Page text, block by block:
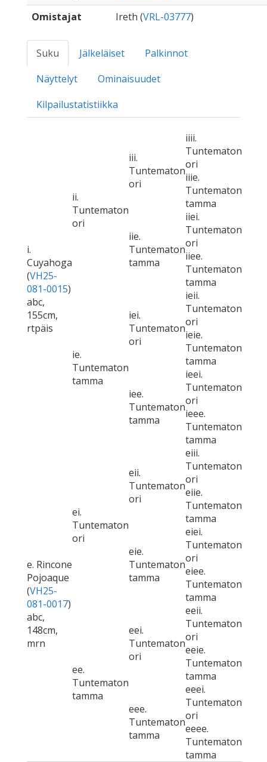
Omistajat
Ireth (VRL-03777)
Suku Jälkeläiset
Palkinnot
Näyttelyt
Ominaisuudet
Kilpailustatistiikka
i.
Cuyahoga
(VH25-
081-0015)
abc,
155cm,
rtpäis
ii.
Tuntematon
ori
iii.
Tuntematon
ori
iiii.
Tuntematon
ori
iiie.
Tuntematon
tamma
iie.
Tuntematon
tamma
iiei.
Tuntematon
ori
iiee.
Tuntematon
tamma
ie.
Tuntematon
tamma
iei.
Tuntematon
ori
ieii.
Tuntematon
ori
ieie.
Tuntematon
tamma
iee.
Tuntematon
tamma
ieei.
Tuntematon
ori
ieee.
Tuntematon
tamma
e. Rincone
Pojoaque
(VH25-
081-0017)
abc,
148cm,
mrn
ei.
Tuntematon
ori
eii.
Tuntematon
ori
eiii.
Tuntematon
ori
eiie.
Tuntematon
tamma
eie.
Tuntematon
tamma
eiei.
Tuntematon
ori
eiee.
Tuntematon
tamma
ee.
Tuntematon
tamma
eei.
Tuntematon
ori
eeii.
Tuntematon
ori
eeie.
Tuntematon
tamma
eee.
Tuntematon
tamma
eeei.
Tuntematon
ori
eeee.
Tuntematon
tamma